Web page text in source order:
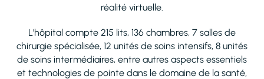
réalité virtuelle.
L'hôpital compte 215 lits, 136 chambres, 7 salles de
chirurgie spécialisée, 12 unités de soins intensifs, 8 unités
de soins intermédiaires, entre autres aspects essentiels
et technologies de pointe dans le domaine de la santé,